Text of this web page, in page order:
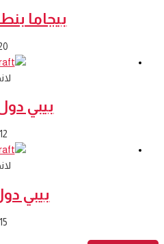
بيجاما
بيبي
12
بيبي
15